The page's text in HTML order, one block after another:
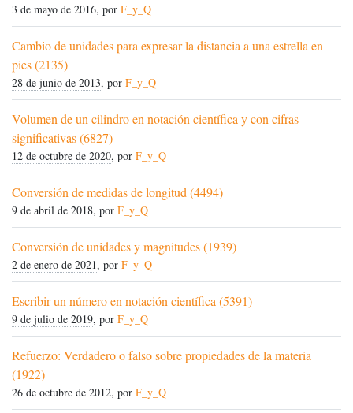
3 de mayo de 2016, por F_y_Q
Cambio de unidades para expresar la distancia a una estrella en
pies (2135)
28 de junio de 2013, por F_y_Q
Volumen de un cilindro en notación científica y con cifras
significativas (6827)
12 de octubre de 2020, por F_y_Q
Conversión de medidas de longitud (4494)
9 de abril de 2018, por F_y_Q
Conversión de unidades y magnitudes (1939)
2 de enero de 2021, por F_y_Q
Escribir un número en notación científica (5391)
9 de julio de 2019, por F_y_Q
Refuerzo: Verdadero o falso sobre propiedades de la materia
(1922)
26 de octubre de 2012, por F_y_Q